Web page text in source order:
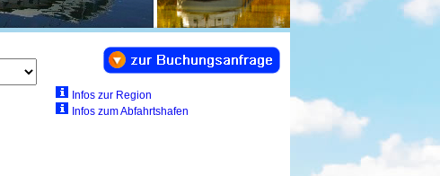
Infos zur Region
Infos zum Abfahrtshafen